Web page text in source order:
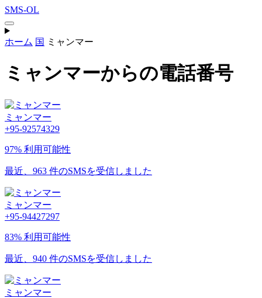
SMS-OL
ホーム 国 ミャンマー
ミャンマーからの電話番号
ミャンマー
+95-92574329
97% 利用可能性
最近、963 件のSMSを受信しました
ミャンマー
+95-94427297
83% 利用可能性
最近、940 件のSMSを受信しました
ミャンマー